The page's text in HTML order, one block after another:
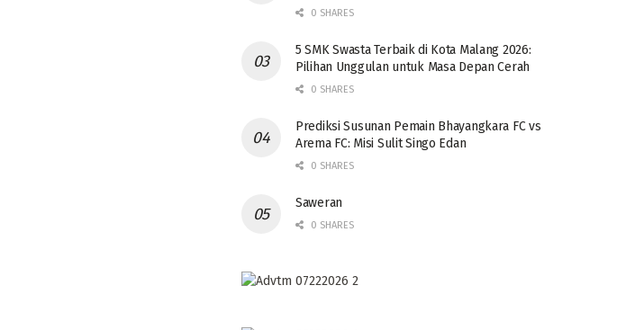
0 SHARES
5 SMK Swasta Terbaik di Kota Malang 2026:
Pilihan Unggulan untuk Masa Depan Cerah
0 SHARES
Prediksi Susunan Pemain Bhayangkara FC vs
Arema FC: Misi Sulit Singo Edan
0 SHARES
Saweran
0 SHARES